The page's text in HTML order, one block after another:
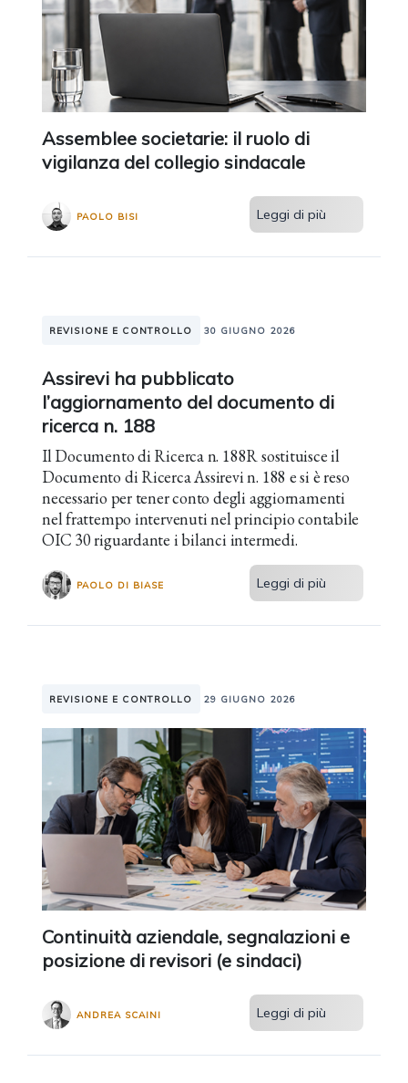
Assemblee societarie: il ruolo di
vigilanza del collegio sindacale
PAOLO BISI Leggi di più
REVISIONE E CONTROLLO 30 GIUGNO 2026
Assirevi ha pubblicato
l’aggiornamento del documento di
ricerca n. 188
Il Documento di Ricerca n. 188R sostituisce il
Documento di Ricerca Assirevi n. 188 e si è reso
necessario per tener conto degli aggiornamenti
nel frattempo intervenuti nel principio contabile
OIC 30 riguardante i bilanci intermedi.
PAOLO DI BIASE Leggi di più
REVISIONE E CONTROLLO 29 GIUGNO 2026
Continuità aziendale, segnalazioni e
posizione di revisori (e sindaci)
ANDREA SCAINI Leggi di più